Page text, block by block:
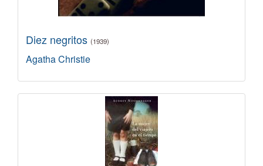
Diez negritos (1939)
Agatha Christie